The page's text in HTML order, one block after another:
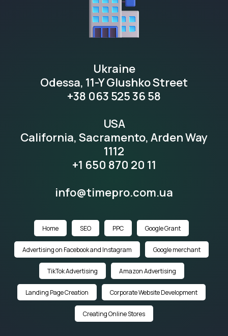
Ukraine
Odessa, 11-Y Glushko Street
+38 063 525 36 58
USA
California, Sacramento, Arden Way
1112
+1 650 870 20 11
info@timepro.com.ua
Home SEO PPC Google Grant
Advertising on Facebook and Instagram Google merchant
TikTok Advertising Amazon Advertising
Landing Page Creation Corporate Website Development
Creating Online Stores